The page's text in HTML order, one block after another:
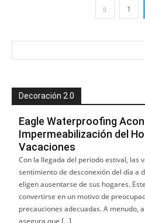
1
Decoración 2.0
Eagle Waterproofing
Impermeabilización del
Vacaciones
Con la llegada del periodo estival, las
sentimiento de desconexión del día a
eligen ausentarse de sus hogares.
convertirse en un motivo de
precauciones adecuadas. A menudo,